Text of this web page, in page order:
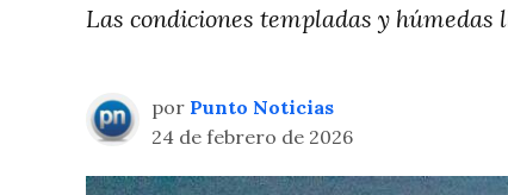
Las condiciones templadas y
por Punto Noticias
24 de febrero de 2026